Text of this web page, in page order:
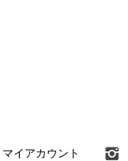
マイアカウント